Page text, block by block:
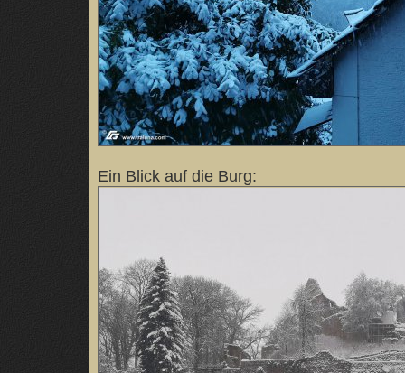
Ein Blick auf die Burg: